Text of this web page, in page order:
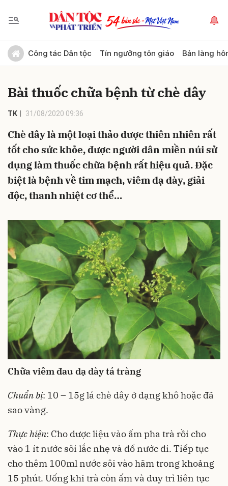
Công tác Dân tộc Tín ngưỡng tôn giáo Bản làng
Bài thuốc chữa bệnh từ chè dây
TK 31/08/2020 09:36
Chè dây là một loại thảo dược thiên nhiên rất
tốt cho sức khỏe, được người dân miền núi sử
dụng làm thuốc chữa bệnh rất hiệu quả. Đặc
biệt là bệnh về tim mạch, viêm dạ dày, giải
độc, thanh nhiệt cơ thể…
Chữa viêm đau dạ dày tá tràng
Chuẩn bị: 10 – 15g lá chè dây ở dạng khô hoặc đã
sao vàng.
Thực hiện: Cho dược liệu vào ấm pha trà rồi cho
vào 1 ít nước sôi lắc nhẹ và đổ nước đi. Tiếp tục
cho thêm 100ml nước sôi vào hãm trong khoảng
15 phút. Uống khi trà còn ấm và duy trì liên tục
Gửi bình luận
Hủy Gửi